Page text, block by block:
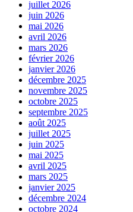
juillet 2026
juin 2026
mai 2026
avril 2026
mars 2026
février 2026
janvier 2026
décembre 2025
novembre 2025
octobre 2025
septembre 2025
août 2025
juillet 2025
juin 2025
mai 2025
avril 2025
mars 2025
janvier 2025
décembre 2024
octobre 2024